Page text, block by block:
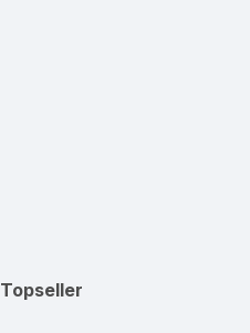
Topseller